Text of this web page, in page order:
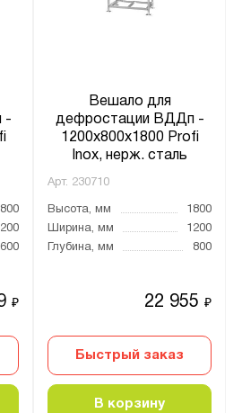
-
600
₽
Вешало для
дефростации ВДДп -
1200x800x1800 Profi
Inox, нерж. сталь
Арт. 230710
Высота, мм
1800
Ширина, мм
1200
Глубина, мм
800
22 955₽
Быстрый заказ
В корзину